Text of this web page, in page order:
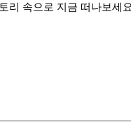
리 속으로 지금 떠나보세